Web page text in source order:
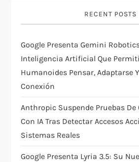
g
a
t
i
o
n
RECENT POSTS
Google Presenta Gemini
Inteligencia Artificial Que
Humanoides Pensar, Adaptarse
Conexión
Anthropic Suspende Pruebas
Con IA Tras Detectar Accesos
Sistemas Reales
Google Presenta Lyria 3.5: Su